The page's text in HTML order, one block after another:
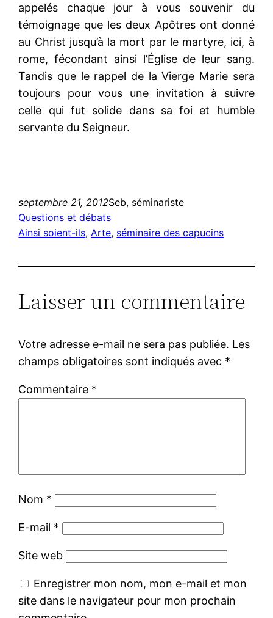
appelés chaque jour à vous souvenir du
témoignage que les deux Apôtres ont donné
au Christ jusqu’à la mort par le martyre, ici, à
rome, fécondant ainsi l’Église de leur sang.
Tandis que le rappel de la Vierge Marie sera
toujours pour vous une invitation à suivre
celle qui fut solide dans sa foi et humble
servante du Seigneur.
septembre 21, 2012Seb, séminariste
Questions et débats
Ainsi soient-ils, Arte, séminaire des capucins
Laisser un commentaire
Votre adresse e-mail ne sera pas publiée. Les
champs obligatoires sont indiqués avec *
Commentaire *
Nom *
E-mail *
Site web
Enregistrer mon nom, mon e-mail et mon
site dans le navigateur pour mon prochain